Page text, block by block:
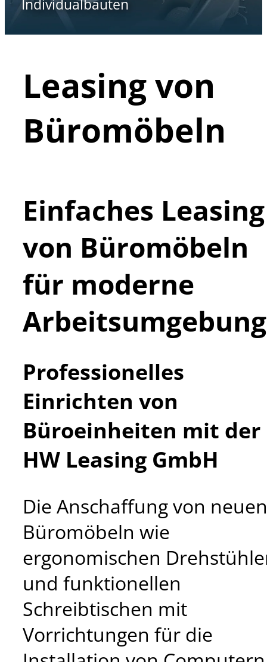
Individualbauten
Leasing von
Büromöbeln
Einfaches Leasing
von Büromöbeln
für moderne
Professionelles
Einrichten von
Büroeinheiten mit der
HW Leasing GmbH
Die Anschaffung von neuen
Büromöbeln wie
ergonomischen
und funktionellen
Schreibtischen mit
Vorrichtungen für die